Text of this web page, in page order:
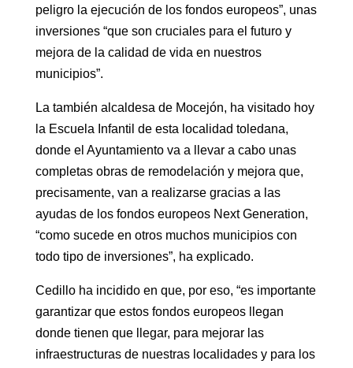
peligro la ejecución de los fondos europeos”, unas
inversiones “que son cruciales para el futuro y
mejora de la calidad de vida en nuestros
municipios”.
La también alcaldesa de Mocejón, ha visitado hoy
la Escuela Infantil de esta localidad toledana,
donde el Ayuntamiento va a llevar a cabo unas
completas obras de remodelación y mejora que,
precisamente, van a realizarse gracias a las
ayudas de los fondos europeos Next Generation,
“como sucede en otros muchos municipios con
todo tipo de inversiones”, ha explicado.
Cedillo ha incidido en que, por eso, “es importante
garantizar que estos fondos europeos llegan
donde tienen que llegar, para mejorar las
infraestructuras de nuestras localidades y para los